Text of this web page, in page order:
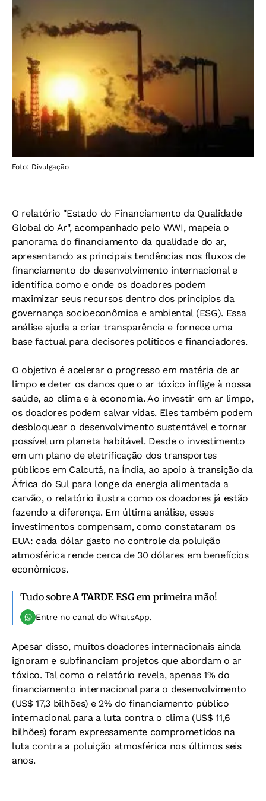
Foto: Divulgação
O relatório "Estado do Financiamento da Qualidade
Global do Ar", acompanhado pelo WWI, mapeia o
panorama do financiamento da qualidade do ar,
apresentando as principais tendências nos fluxos de
financiamento do desenvolvimento internacional e
identifica como e onde os doadores podem
maximizar seus recursos dentro dos princípios da
governança socioeconômica e ambiental (ESG). Essa
análise ajuda a criar transparência e fornece uma
base factual para decisores políticos e financiadores.
O objetivo é acelerar o progresso em matéria de ar
limpo e deter os danos que o ar tóxico inflige à nossa
saúde, ao clima e à economia. Ao investir em ar limpo,
os doadores podem salvar vidas. Eles também podem
desbloquear o desenvolvimento sustentável e tornar
possível um planeta habitável. Desde o investimento
em um plano de eletrificação dos transportes
públicos em Calcutá, na Índia, ao apoio à transição da
África do Sul para longe da energia alimentada a
carvão, o relatório ilustra como os doadores já estão
fazendo a diferença. Em última análise, esses
investimentos compensam, como constataram os
EUA: cada dólar gasto no controle da poluição
atmosférica rende cerca de 30 dólares em benefícios
econômicos.
Tudo sobreA TARDE ESGem primeira mão!
Entre no canal do WhatsApp.
Apesar disso, muitos doadores internacionais ainda
ignoram e subfinanciam projetos que abordam o ar
tóxico. Tal como o relatório revela, apenas 1% do
financiamento internacional para o desenvolvimento
(US$ 17,3 bilhões) e 2% do financiamento público
internacional para a luta contra o clima (US$ 11,6
bilhões) foram expressamente comprometidos na
luta contra a poluição atmosférica nos últimos seis
anos.